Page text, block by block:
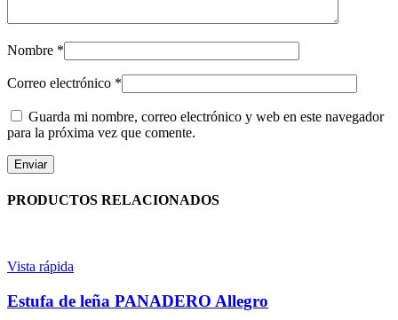
Nombre *
Correo electrónico *
Guarda mi nombre, correo electrónico y web en este navegador
para la próxima vez que comente.
PRODUCTOS RELACIONADOS
Vista rápida
Estufa de leña PANADERO Allegro